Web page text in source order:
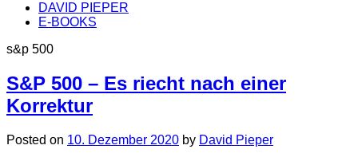
DAVID PIEPER
E-BOOKS
s&p 500
S&P 500 – Es riecht nach einer
Korrektur
Posted on 10. Dezember 2020 by David Pieper